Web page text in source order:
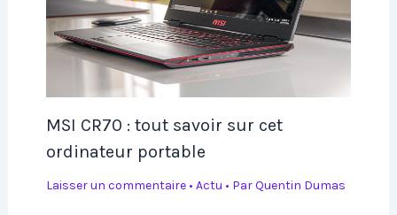
MSI CR70 : tout savoir sur cet
ordinateur portable
Laisser un commentaire • Actu • ParQuentin Dumas